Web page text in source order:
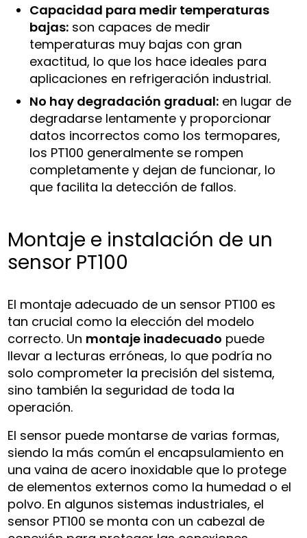
Capacidad para medir temperaturas
bajas: son capaces de medir
temperaturas muy bajas con gran
exactitud, lo que los hace ideales para
aplicaciones en refrigeración industrial.
No hay degradación gradual: en lugar de
degradarse lentamente y proporcionar
datos incorrectos como los termopares,
los PT100 generalmente se rompen
completamente y dejan de funcionar, lo
que facilita la detección de fallos.
Montaje e instalación de un
sensor PT100
El montaje adecuado de un sensor PT100 es
tan crucial como la elección del modelo
correcto. Un montaje inadecuado puede
llevar a lecturas erróneas, lo que podría no
solo comprometer la precisión del sistema,
sino también la seguridad de toda la
operación.
El sensor puede montarse de varias formas,
siendo la más común el encapsulamiento en
una vaina de acero inoxidable que lo protege
de elementos externos como la humedad o el
polvo. En algunos sistemas industriales, el
sensor PT100 se monta con un cabezal de